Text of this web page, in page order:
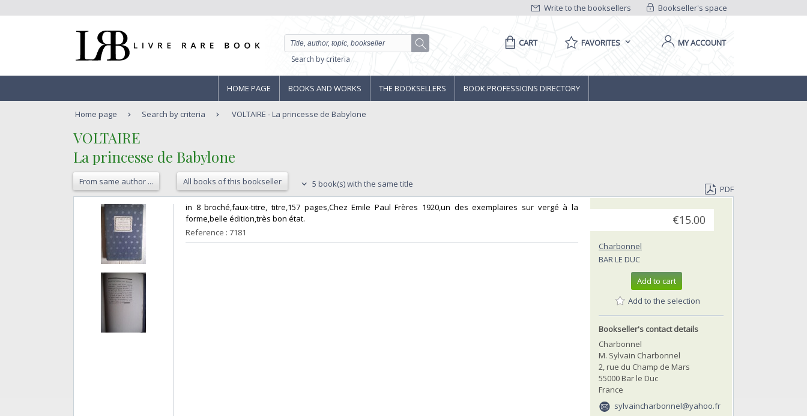
Bookseller's space
Write to the booksellers
Search by criteria
CART FAVORITES MY ACCOUNT
HOME PAGE BOOKS AND WORKS THE BOOKSELLERS BOOK PROFESSIONS DIRECTORY
Home page Search by criteria VOLTAIRE - La princesse de Babylone
‎VOLTAIRE ‎
‎La princesse de Babylone‎
From same author ... All books of this bookseller 5 book(s) with the same title
PDF
‎in 8 broché,faux-titre, titre,157 pages,Chez Emile Paul Frères 1920,un des exemplaires sur vergé à la
forme,belle édition,très bon état. ‎
Reference : 7181
€15.00
Charbonnel
BAR LE DUC
Add to cart
Add to the selection
Bookseller's contact details
Charbonnel
M. Sylvain Charbonnel
2, rue du Champ de Mars
55000 Bar le Duc
France
sylvaincharbonnel@yahoo.fr